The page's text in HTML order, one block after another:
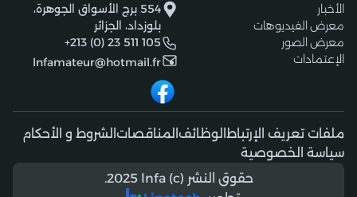
الأخبار
معرض الفيديوهات
معرض الصور
الإعتمادات
554 برج الأسواق الجوهرة،
بلوزداد، الجزائر
+213 (0) 23 511 105
lnfamateur@hotmail.fr
ملفات تعريف الإرتباط الوظائف المناقصات الشروط و الأحكام
سياسة الخصوصية
حقوق النشر (c) 2025 lnfa.